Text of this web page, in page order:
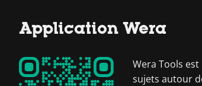
Application Wera
Wera Tools
sujets autour